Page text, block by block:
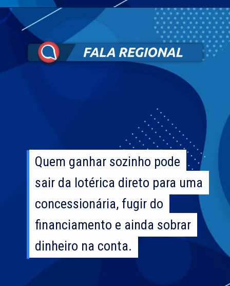
Quem ganhar sozinho pode
sair da lotérica direto para uma
concessionária, fugir do
financiamento e ainda sobrar
dinheiro na conta.
Quem ganhar sozinho pode
sair da lotérica direto para uma
concessionária, fugir do
financiamento e ainda sobrar
dinheiro na conta.